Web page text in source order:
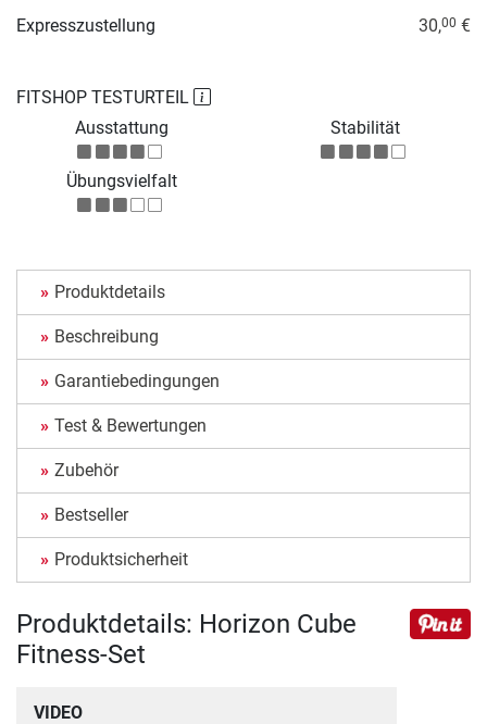
FITSHOP TESTURTEIL
Ausstattung
Stabilität
Übungsvielfalt
Expresszustellung 30,00 €
Produktdetails
Beschreibung
Garantiebedingungen
Test & Bewertungen
Zubehör
Bestseller
Produktsicherheit
Produktdetails: Horizon Cube
Fitness-Set
VIDEO